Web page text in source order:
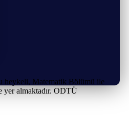
heykeli, Matematik Bölümü ile
yer almaktadır. ODTÜ